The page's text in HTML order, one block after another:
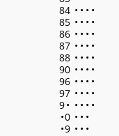
84 • • • •
85 • • • •
86 • • • •
87 • • • •
88 • • • •
90 • • • •
96 • • • •
97 • • • •
9• • • • •
•0 • • •
•9 • • •